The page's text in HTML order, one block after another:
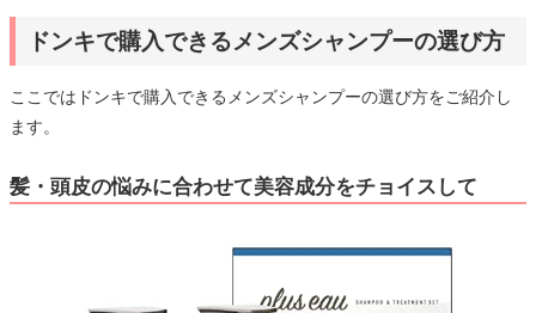
ドンキで購入できるメンズシャンプーの選び方
ここではドンキで購入できるメンズシャンプーの選び方をご紹介し
ます。
髪・頭皮の悩みに合わせて美容成分をチョイスして